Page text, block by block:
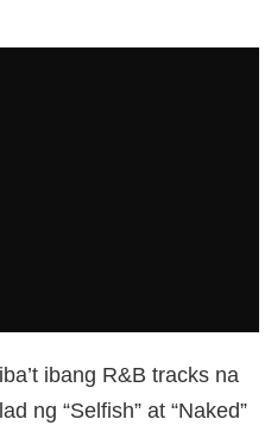
ibang R&B tracks na
ng “Selfish” at “Naked”